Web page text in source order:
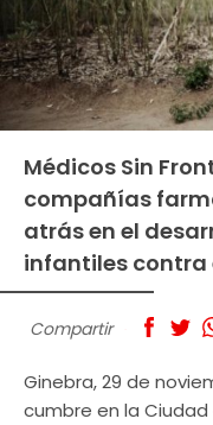
Médicos Sin
compañías
atrás en el
infantiles contra
Compartir
Ginebra, 29 de
cumbre en la